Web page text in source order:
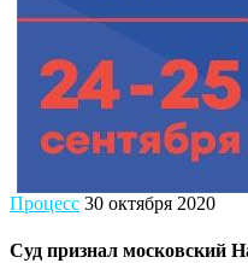
Процесс 30 октября 2020
Суд признал московский